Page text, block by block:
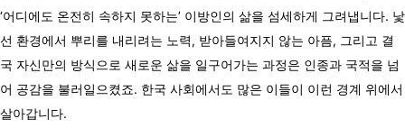
‘어디에도 온전히 속하지 못하는’ 이방인의 삶을 섬세하게 그려냅니다. 낯
선 환경에서 뿌리를 내리려는 노력, 받아들여지지 않는 아픔, 그리고 결
국 자신만의 방식으로 새로운 삶을 일구어가는 과정은 인종과 국적을 넘
어 공감을 불러일으켰죠. 한국 사회에서도 많은 이들이 이런 경계 위에서
살아갑니다.